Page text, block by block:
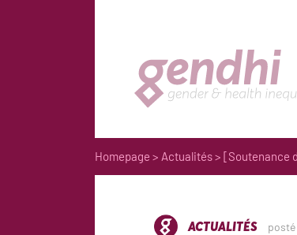
Homepage > Actualités> [Soutenance
ACTUALITÉS posté